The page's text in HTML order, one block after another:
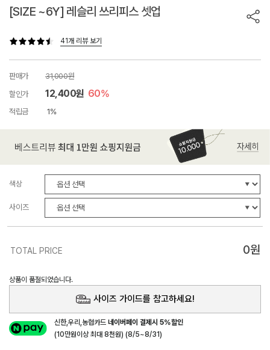
[SIZE ~6Y] 레슬리 쓰리피스 셋업
41개 리뷰 보기
판매가
31,000원
할인가
12,400원 60%
적립금 1%
색상
사이즈
TOTAL PRICE 0원
상품이 품절되었습니다.
사이즈 가이드를 참고하세요!
신한,우리,농협카드네이버페이 결제시 5%할인
(10만원이상 최대 8천원) (8/5~8/31)